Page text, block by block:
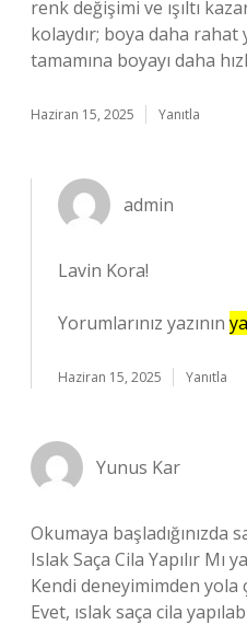
renk değişimi ve ışıltı
kolaydır; boya daha rahat
tamamına boyayı daha
Haziran 15, 2025 Yanıtla
admin
Lavin Kora!
Yorumlarınız yazının
Haziran 15, 2025 Yanıtla
Yunus Kar
Okumaya başladığınızda
Islak Saça Cila Yapılır Mı
Kendi deneyimimden yola
Evet, ıslak saça cila